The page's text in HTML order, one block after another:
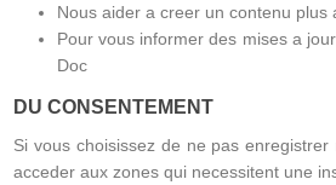
Nous aider a creer un contenu plus
Pour vous informer des mises a
Doc
DU CONSENTEMENT
Si vous choisissez de ne pas
acceder aux zones qui necessitent une